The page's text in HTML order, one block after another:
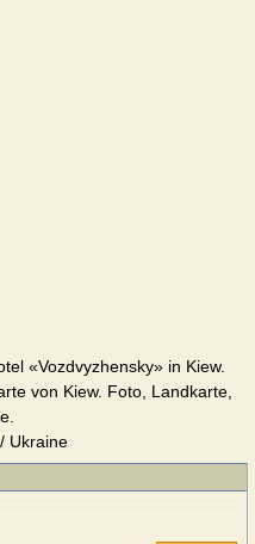
«Vozdvyzhensky» in Kiew.
von Kiew. Foto, Landkarte,
Ukraine